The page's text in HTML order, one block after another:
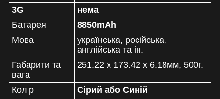
3G
нема
Батарея
8850mAh
Мова
українська, російська,
англійська та ін.
Габарити та
вага
251.22 x 173.42 x 6.18мм, 500г.
Колір
Сірий або Синій